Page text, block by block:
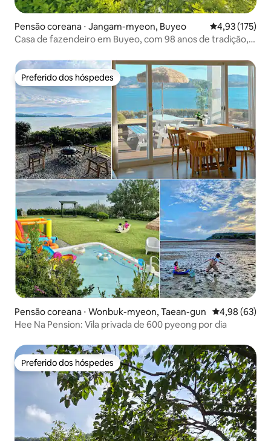
Pensão coreana ⋅ Jangam-myeon, Buyeo 4,93 de uma
4,93 (175)
Casa de fazendeiro em Buyeo, com 98 anos de tradição,
Preferido dos hóspedes
Preferido dos hóspedes
Pensão coreana ⋅ Wonbuk-myeon, Taean-gun 4,98 de uma
4,98 (63)
Hee Na Pension: Vila privada de 600 pyeong por dia
Preferido dos hóspedes
Preferido dos hóspedes